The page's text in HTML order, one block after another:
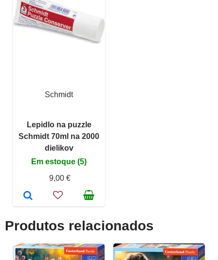
Schmidt
Lepidlo na puzzle
Schmidt 70ml na 2000
dielikov
Em estoque (5)
9,00 €
Produtos relacionados